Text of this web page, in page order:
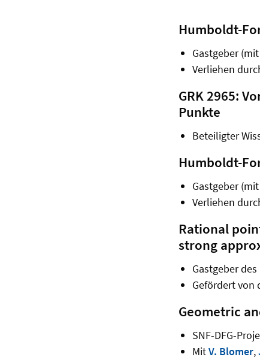
Humboldt-
Gastgeber
Verliehen
GRK 2965:
Punkte
Beteiligter
Humboldt-
Gastgeber
Verliehen
Rational
strong
Gastgeber des
Gefördert von
Geometric
SNF-DFG-
MitV. Blomer,